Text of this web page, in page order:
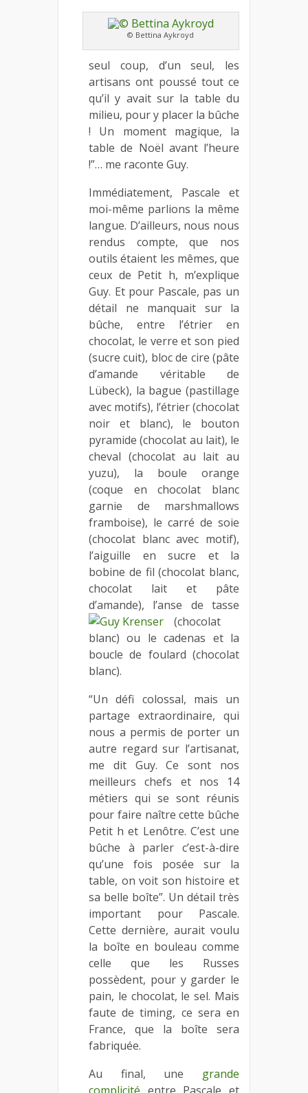
© Bettina Aykroyd
seul coup, d’un seul, les
artisans ont poussé tout ce
qu’il y avait sur la table du
milieu, pour y placer la bûche
! Un moment magique, la
table de Noël avant l’heure
!”… me raconte Guy.
Immédiatement, Pascale et
moi-même parlions la même
langue. D’ailleurs, nous nous
rendus compte, que nos
outils étaient les mêmes, que
ceux de Petit h, m’explique
Guy. Et pour Pascale, pas un
détail ne manquait sur la
bûche, entre l’étrier en
chocolat, le verre et son pied
(sucre cuit), bloc de cire (pâte
d’amande véritable de
Lübeck), la bague (pastillage
avec motifs), l’étrier (chocolat
noir et blanc), le bouton
pyramide (chocolat au lait), le
cheval (chocolat au lait au
yuzu), la boule orange
(coque en chocolat blanc
garnie de marshmallows
framboise), le carré de soie
(chocolat blanc avec motif),
l’aiguille en sucre et la
bobine de fil (chocolat blanc,
chocolat lait et pâte
d’amande), l’anse de tasse
(chocolat
blanc) ou le cadenas et la
boucle de foulard (chocolat
blanc).
“Un défi colossal, mais un
partage extraordinaire, qui
nous a permis de porter un
autre regard sur l’artisanat,
me dit Guy. Ce sont nos
meilleurs chefs et nos 14
métiers qui se sont réunis
pour faire naître cette bûche
Petit h et Lenôtre. C’est une
bûche à parler c’est-à-dire
qu’une fois posée sur la
table, on voit son histoire et
sa belle boîte”. Un détail très
important pour Pascale.
Cette dernière, aurait voulu
la boîte en bouleau comme
celle que les Russes
possèdent, pour y garder le
pain, le chocolat, le sel. Mais
faute de timing, ce sera en
France, que la boîte sera
fabriquée.
Au final, une grande